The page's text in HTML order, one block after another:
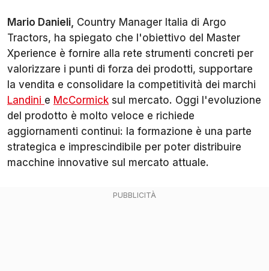
Mario Danieli, Country Manager Italia di Argo
Tractors, ha spiegato che l'obiettivo del Master
Xperience è fornire alla rete strumenti concreti per
valorizzare i punti di forza dei prodotti, supportare
la vendita e consolidare la competitività dei marchi
Landini e McCormick sul mercato. Oggi l'evoluzione
del prodotto è molto veloce e richiede
aggiornamenti continui: la formazione è una parte
strategica e imprescindibile per poter distribuire
macchine innovative sul mercato attuale.